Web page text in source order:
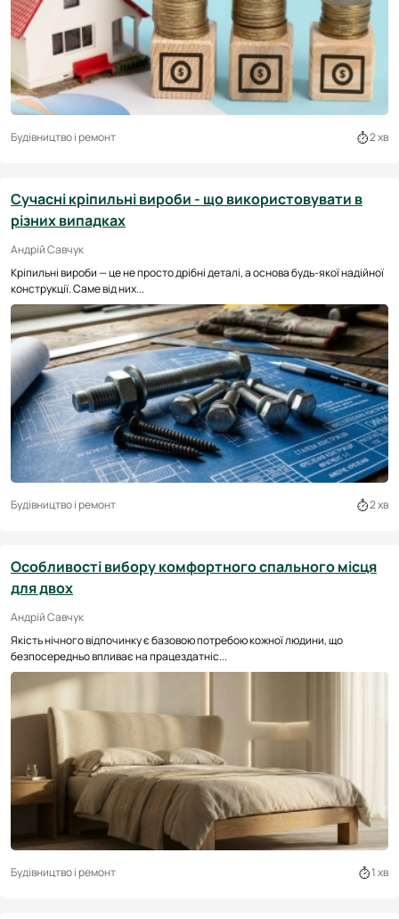
Будівництво і ремонт 2 хв
Сучасні кріпильні вироби - що використовувати в
різних випадках
Андрій Савчук
Кріпильні вироби — це не просто дрібні деталі, а основа будь-якої надійної
конструкції. Саме від них...
Будівництво і ремонт 2 хв
Особливості вибору комфортного спального місця
для двох
Андрій Савчук
Якість нічного відпочинку є базовою потребою кожної людини, що
безпосередньо впливає на працездатніс...
Будівництво і ремонт 1 хв